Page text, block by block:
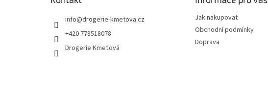
info@drogerie-kmetova.cz
+420 778518078
Drogerie Kmeťová
Jak nakupovat
Obchodní podmínky
Doprava